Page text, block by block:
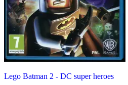
Lego Batman 2 - DC super heroes